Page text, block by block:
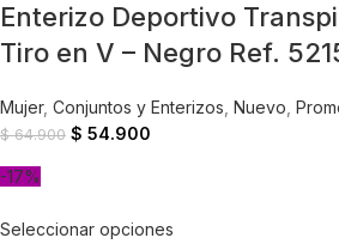
Enterizo Deportivo
Tiro en V – Negro Ref.
Mujer, Conjuntos y Enterizos Nuevo
$64.900 $ 54.900
-17%
Seleccionar opciones